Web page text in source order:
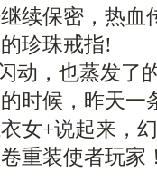
续保密，热血
珍珠戒指!
动，也蒸发了
时候，昨天一
女+说起来，
重装使者玩家